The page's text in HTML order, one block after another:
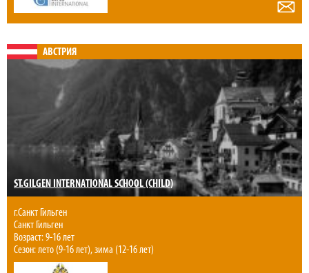
АВСТРИЯ
ST.GILGEN INTERNATIONAL SCHOOL (CHILD)
г.Санкт Гильген
Санкт Гильген
Возраст: 9-16 лет
Сезон: лето (9-16 лет), зима (12-16 лет)